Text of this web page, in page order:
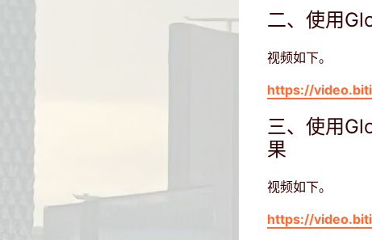
二、使用
视频如下。
https://
三、使用
果
视频如下。
https://